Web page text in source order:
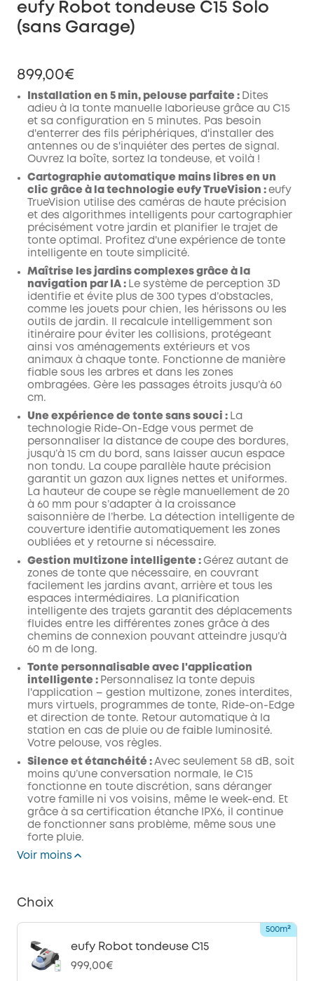
eufy Robot tondeuse C15 Solo
(sans Garage)
899,00€
Installation en 5 min, pelouse parfaite : Dites
adieu à la tonte manuelle laborieuse grâce au C15
et sa configuration en 5 minutes. Pas besoin
d'enterrer des fils périphériques, d'installer des
antennes ou de s'inquiéter des pertes de signal.
Ouvrez la boîte, sortez la tondeuse, et voilà !
Cartographie automatique mains libres en un
clic grâce à la technologie eufy TrueVision : eufy
TrueVision utilise des caméras de haute précision
et des algorithmes intelligents pour cartographier
précisément votre jardin et planifier le trajet de
tonte optimal. Profitez d'une expérience de tonte
intelligente en toute simplicité.
Maîtrise les jardins complexes grâce à la
navigation par IA : Le système de perception 3D
identifie et évite plus de 300 types d’obstacles,
comme les jouets pour chien, les hérissons ou les
outils de jardin. Il recalcule intelligemment son
itinéraire pour éviter les collisions, protégeant
ainsi vos aménagements extérieurs et vos
animaux à chaque tonte. Fonctionne de manière
fiable sous les arbres et dans les zones
ombragées. Gère les passages étroits jusqu’à 60
cm.
Une expérience de tonte sans souci : La
technologie Ride-On-Edge vous permet de
personnaliser la distance de coupe des bordures,
jusqu’à 15 cm du bord, sans laisser aucun espace
non tondu. La coupe parallèle haute précision
garantit un gazon aux lignes nettes et uniformes.
La hauteur de coupe se règle manuellement de 20
à 60 mm pour s’adapter à la croissance
saisonnière de l’herbe. La détection intelligente de
couverture identifie automatiquement les zones
oubliées et y retourne si nécessaire.
Gestion multizone intelligente : Gérez autant de
zones de tonte que nécessaire, en couvrant
facilement les jardins avant, arrière et tous les
espaces intermédiaires. La planification
intelligente des trajets garantit des déplacements
fluides entre les différentes zones grâce à des
chemins de connexion pouvant atteindre jusqu’à
60 m de long.
Tonte personnalisable avec l'application
intelligente : Personnalisez la tonte depuis
l'application – gestion multizone, zones interdites,
murs virtuels, programmes de tonte, Ride-on-Edge
et direction de tonte. Retour automatique à la
station en cas de pluie ou de faible luminosité.
Votre pelouse, vos règles.
Silence et étanchéité : Avec seulement 58 dB, soit
moins qu’une conversation normale, le C15
fonctionne en toute discrétion, sans déranger
votre famille ni vos voisins, même le week-end. Et
grâce à sa certification étanche IPX6, il continue
de fonctionner sans problème, même sous une
forte pluie.
Voir moins
Choix
eufy Robot tondeuse C15
999,00€
500m²